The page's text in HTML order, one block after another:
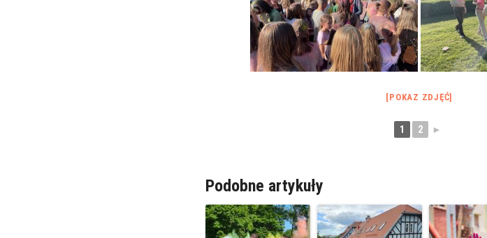
[POKAZ ZDJĘĆ]
1 2 ►
Podobne artykuły